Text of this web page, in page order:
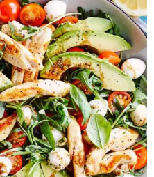
ARTIKEL